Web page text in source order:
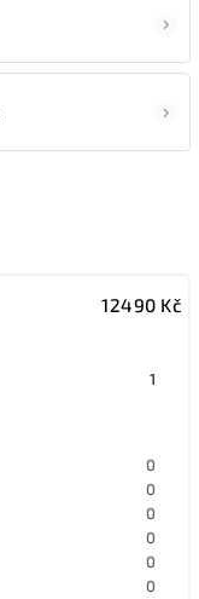
12490 Kč
1
0
0
0
0
0
0